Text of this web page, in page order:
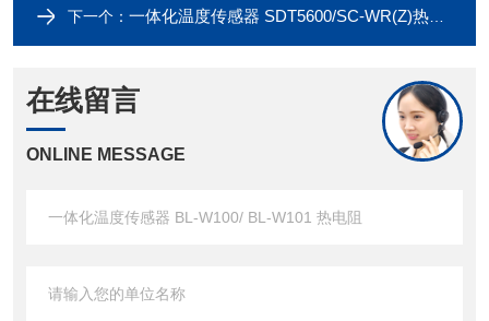
下一个： 一体化温度传感器 SDT5600/SC-WR(Z)热电阻
在线留言
ONLINE MESSAGE